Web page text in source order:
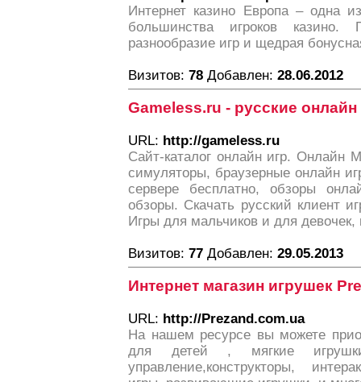
Интернет казино Европа – одна
большинства игроков казино.
разнообразие игр и щедрая
Визитов: 78 Добавлен: 28.06.2012
Gameless.ru - русские
URL: http://gameless.ru
Сайт-каталог онлайн игр. Онлайн
симуляторы, браузерные онлайн
сервере бесплатно, обзоры
обзоры. Скачать русский клиент
Игры для мальчиков и для девочек,
Визитов: 77 Добавлен: 29.05.2013
Интернет магазин игрушек
URL: http://Prezand.com.ua
На нашем ресурсе вы можете
для детей , мягкие
управление,конструкторы,